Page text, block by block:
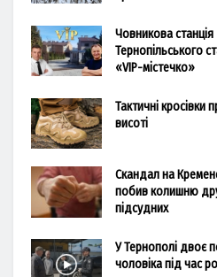
Човникова
Тернопільського
«VIP-містечко»
Тактичні кросівки
висоті
Скандал на
побив колишню
підсудних
У Тернополі двоє
чоловіка під час